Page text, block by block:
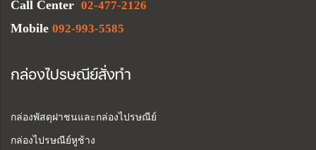
Call Center 02-477-2126
Mobile 092-993-5585
กล่องไปรษณีย์สั่งทำ
กล่องพัสดุฝาชนและกล่องไปรษณีย์
กล่องไปรษณีย์หูช้าง